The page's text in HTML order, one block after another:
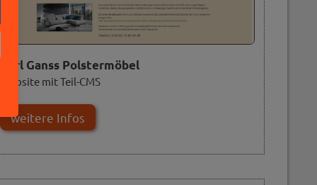
Karl Ganss Polstermöbel
Website mit Teil-CMS
weitere Infos